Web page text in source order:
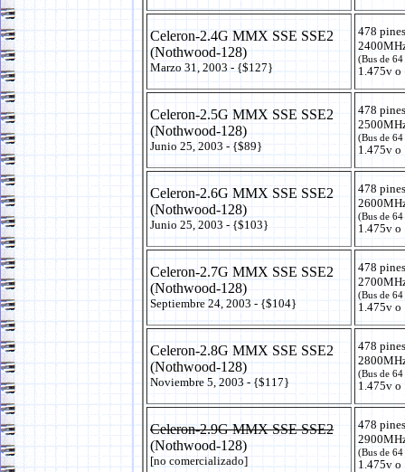
Celeron-2.4G MMX SSE SSE2
(Nothwood-128)
Marzo 31, 2003 - {$127}
478 pines
(Bus de
1.475v o
Celeron-2.5G MMX SSE SSE2
(Nothwood-128)
Junio 25, 2003 - {$89}
478 pines
(Bus de
1.475v o
Celeron-2.6G MMX SSE SSE2
(Nothwood-128)
Junio 25, 2003 - {$103}
478 pines
(Bus de
1.475v o
Celeron-2.7G MMX SSE SSE2
(Nothwood-128)
Septiembre 24, 2003 - {$104}
478 pines
(Bus de
1.475v o
Celeron-2.8G MMX SSE SSE2
(Nothwood-128)
Noviembre 5, 2003 - {$117}
478 pines
(Bus de
1.475v o
Celeron-2.9G MMX SSE SSE2
(Nothwood-128)
[no comercializado]
478 pines
(Bus de
1.475v o